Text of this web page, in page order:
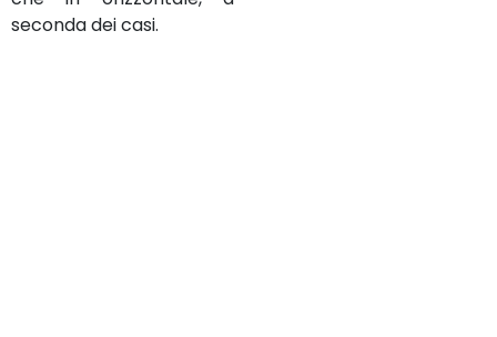
seconda dei casi.